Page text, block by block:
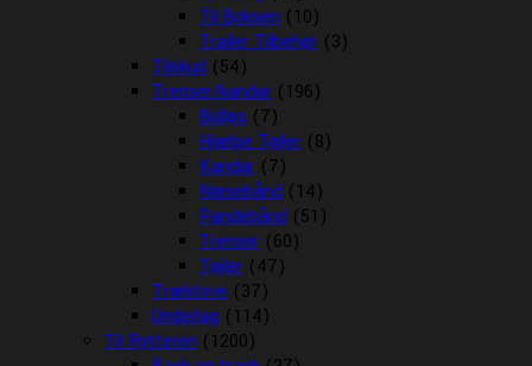
Til Boksen (10)
Trailer Tilbehør (3)
Tilskud (54)
Trenser/kandar (196)
Bidløs (7)
Hjælpe Tøjler (8)
Kandar (7)
Næsebånd (14)
Pandebånd (51)
Trenser (60)
Tøjler (47)
Træktove (37)
Underlag (114)
Til Rytteren (1200)